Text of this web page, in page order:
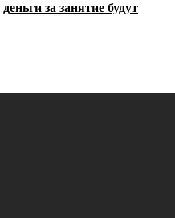
деньги за занятие будут